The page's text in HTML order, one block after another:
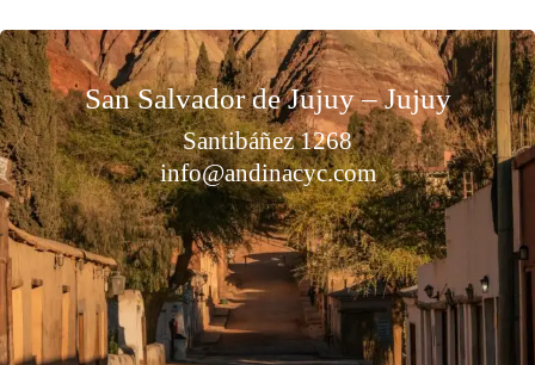
San Salvador de Jujuy – Jujuy
Santibáñez 1268
info@andinacyc.com